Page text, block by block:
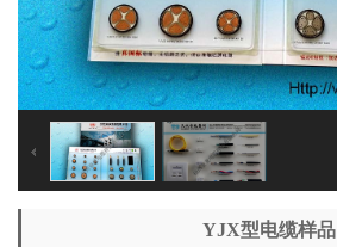
YJX型电缆样品